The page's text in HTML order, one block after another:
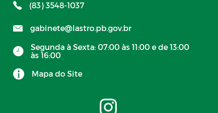
(83) 3548-1037
gabinete@lastro.pb.gov.br
Segunda à Sexta: 07:00 às 11:00 e de 13:00
às 16:00
Mapa do Site